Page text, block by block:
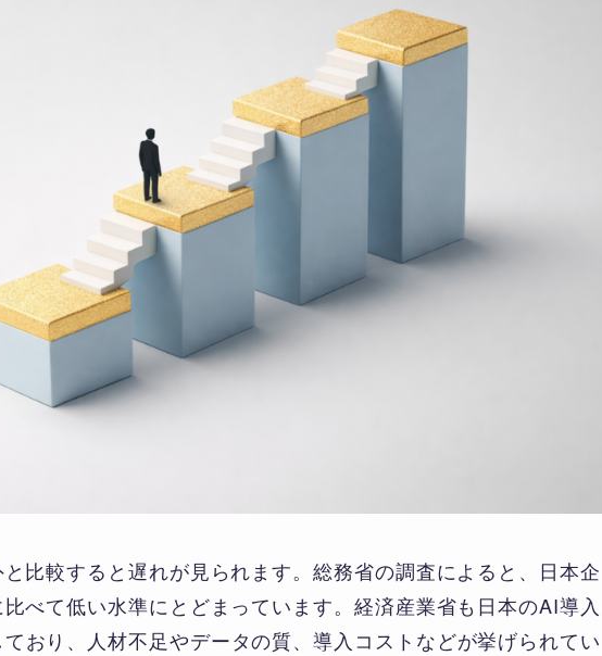
比較すると遅れが見られます。総務省の調査によると、日本企
べて低い水準にとどまっています。経済産業省も日本のAI導入
おり、人材不足やデータの質、導入コストなどが挙げられてい